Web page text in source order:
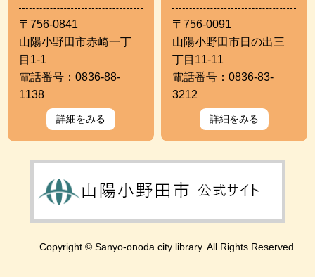
〒756-0841
山陽小野田市赤崎一丁
目1-1
電話番号：0836-88-
1138
詳細をみる
〒756-0091
山陽小野田市日の出三
丁目11-11
電話番号：0836-83-
3212
詳細をみる
Copyright © Sanyo-onoda city library. All Rights Reserved.